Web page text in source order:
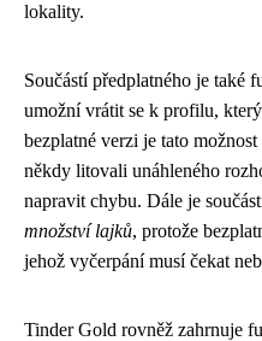
lokality.
Součástí předplatného je také
umožní vrátit se k profilu,
bezplatné verzi je tato
někdy litovali unáhleného
napravit chybu. Dále je
množství lajků, protože
jehož vyčerpání musí čekat
Tinder Gold rovněž zahrnuje